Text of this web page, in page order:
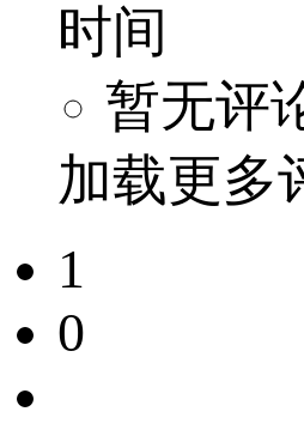
时间
暂无评
加载更多
1
0